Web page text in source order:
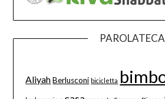
PAROLATECA
Aliyah Berlusconi bicicletta